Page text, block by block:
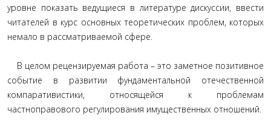
уровне показать ведущиеся в литературе дискуссии, ввести
читателей в курс основных теоретических проблем, которых
немало в рассматриваемой сфере.
В целом рецензируемая работа – это заметное позитивное
событие в развитии фундаментальной отечественной
компаративистики, относящейся к проблемам
частноправового регулирования имущественных отношений.